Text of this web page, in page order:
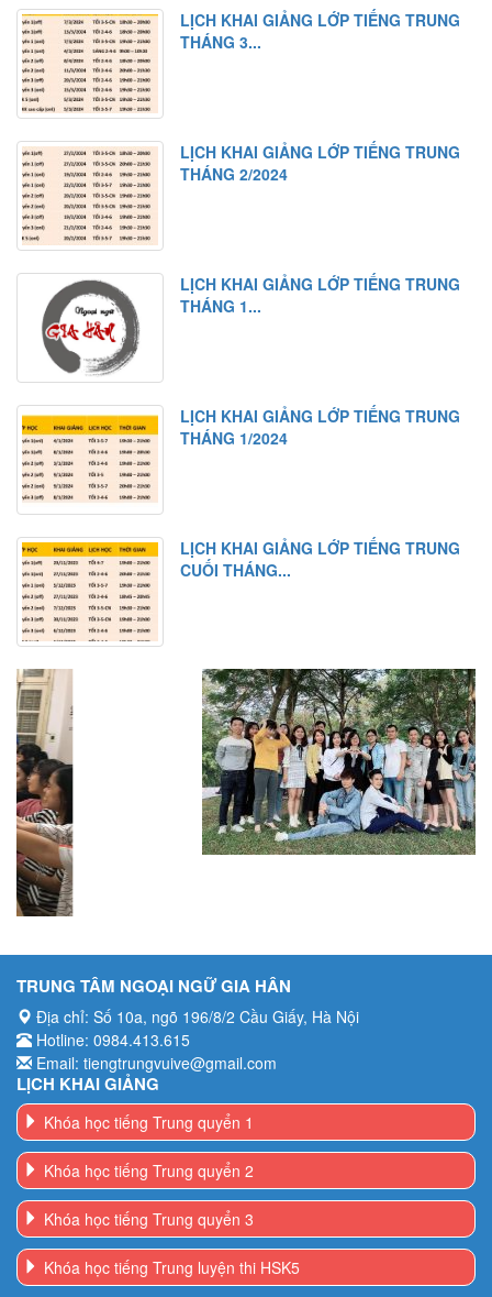
LỊCH KHAI GIẢNG LỚP TIẾNG TRUNG
THÁNG 3...
LỊCH KHAI GIẢNG LỚP TIẾNG TRUNG
THÁNG 2/2024
LỊCH KHAI GIẢNG LỚP TIẾNG TRUNG
THÁNG 1...
LỊCH KHAI GIẢNG LỚP TIẾNG TRUNG
THÁNG 1/2024
LỊCH KHAI GIẢNG LỚP TIẾNG TRUNG
CUỐI THÁNG...
TRUNG TÂM NGOẠI NGỮ GIA HÂN
Địa chỉ: Số 10a, ngõ 196/8/2 Cầu Giấy, Hà Nội
Hotline: 0984.413.615
Email: tiengtrungvuive@gmail.com
LỊCH KHAI GIẢNG
Khóa học tiếng Trung quyển 1
Khóa học tiếng Trung quyển 2
Khóa học tiếng Trung quyển 3
Khóa học tiếng Trung luyện thi HSK5
Khóa học tiếng Trung luyện thi HSKK trung cấp